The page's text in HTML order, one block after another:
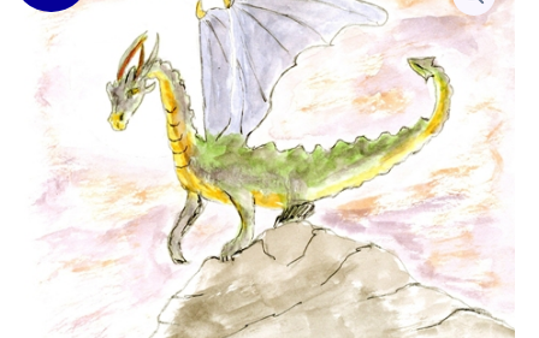
prix
initial
était :
15.00€.
prix
actuel
est :
10.00€.
Dragon